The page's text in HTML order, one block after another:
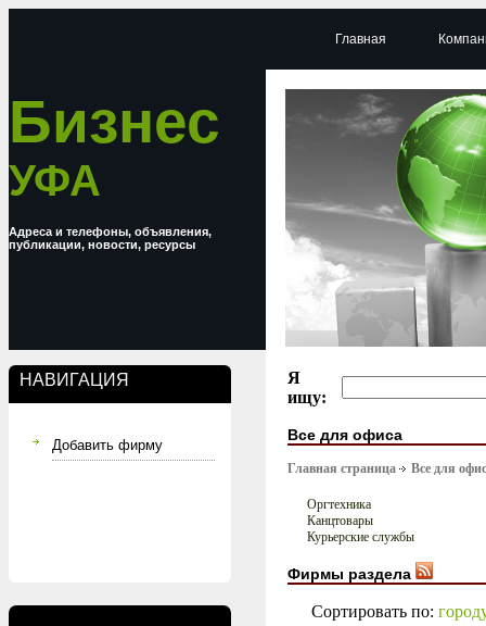
Бизнес
УФА
Адреса и телефоны, объявления,
публикации, новости, ресурсы
НАВИГАЦИЯ
Добавить фирму
Главная
Я
ищу:
Все для офиса
Главная страница Все для
Оргтехника
Канцтовары
Курьерские службы
Фирмы раздела
Сортировать по: